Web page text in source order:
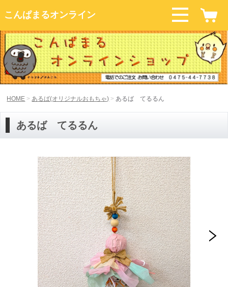
こんぱまるオンライン
HOME あるば(オリジナルおもちゃ) あるば てるるん
あるば てるるん